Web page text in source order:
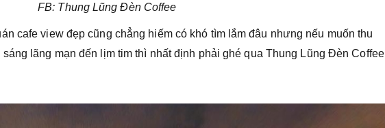
FB: Thung Lũng Đèn Coffee
cafe view đẹp cũng chẳng hiếm có khó tìm lắm đâu nhưng nếu muốn thu
lãng mạn đến lịm tim thì nhất định phải ghé qua Thung Lũng Đèn Coffee